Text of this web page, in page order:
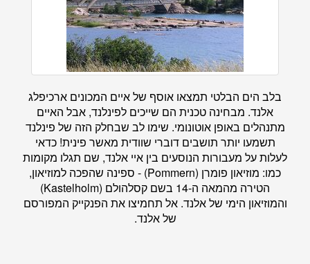
בלב הים הבלטי תמצאו אוסף של איים המכונים ארכיפלג
אלנד. מבחינה טכנית הם שייכים לפינלנד, אבל האיים
מתנהלים באופן אוטונומי. שימו לב שבחלק הזה של פינלנד
תשמעו יותר תושבים דוברי שוודית מאשר פינית! כדאי
לעלות על מעבורות הנוסעים בין איי אלנד, שם תגלו מקומות
כמו: מוזיאון פומרן (Pommern) - ספינה שהפכה למוזיאון,
הטירה מהמאה ה-14 בשם קסלהולם (Kastelholm)
והמוזיאון הימי של אלנד. אל תחמיצו את הפנקייק המפורסם
של אלנד.